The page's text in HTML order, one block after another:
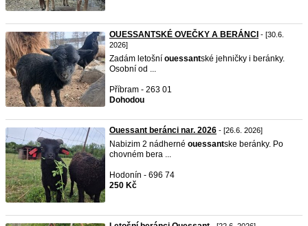
OUESSANTSKÉ OVEČKY A BERÁNCI - [30.6.
2026]
Zadám letošní ouessantské jehničky i beránky.
Osobní od ...
Příbram - 263 01
Dohodou
Ouessant beránci nar. 2026 - [26.6. 2026]
Nabizim 2 nádherné ouessantske beránky. Po
chovném bera ...
Hodonín - 696 74
250 Kč